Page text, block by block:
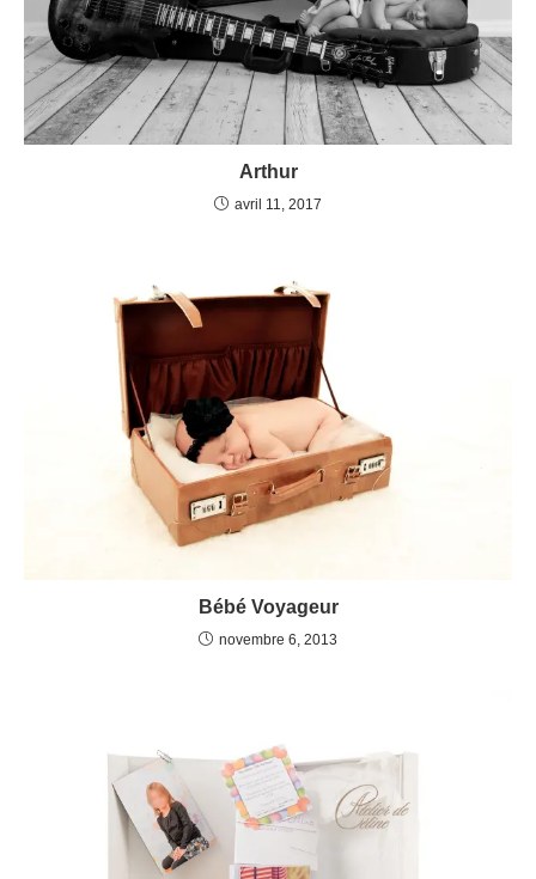
Arthur
avril 11, 2017
Bébé Voyageur
novembre 6, 2013